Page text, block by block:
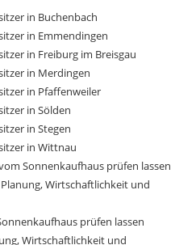
in Buchenbach
in Emmendingen
in Freiburg im Breisgau
in Merdingen
in Pfaffenweiler
in Sölden
in Stegen
in Wittnau
Sonnenkaufhaus prüfen lassen
Wirtschaftlichkeit und
prüfen lassen
Wirtschaftlichkeit und